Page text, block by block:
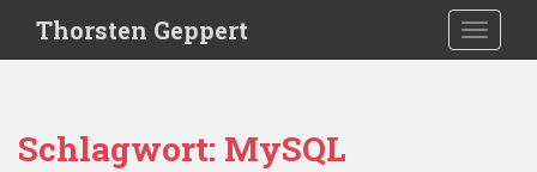
i
Thorsten Geppert
Schlagwort: MySQL